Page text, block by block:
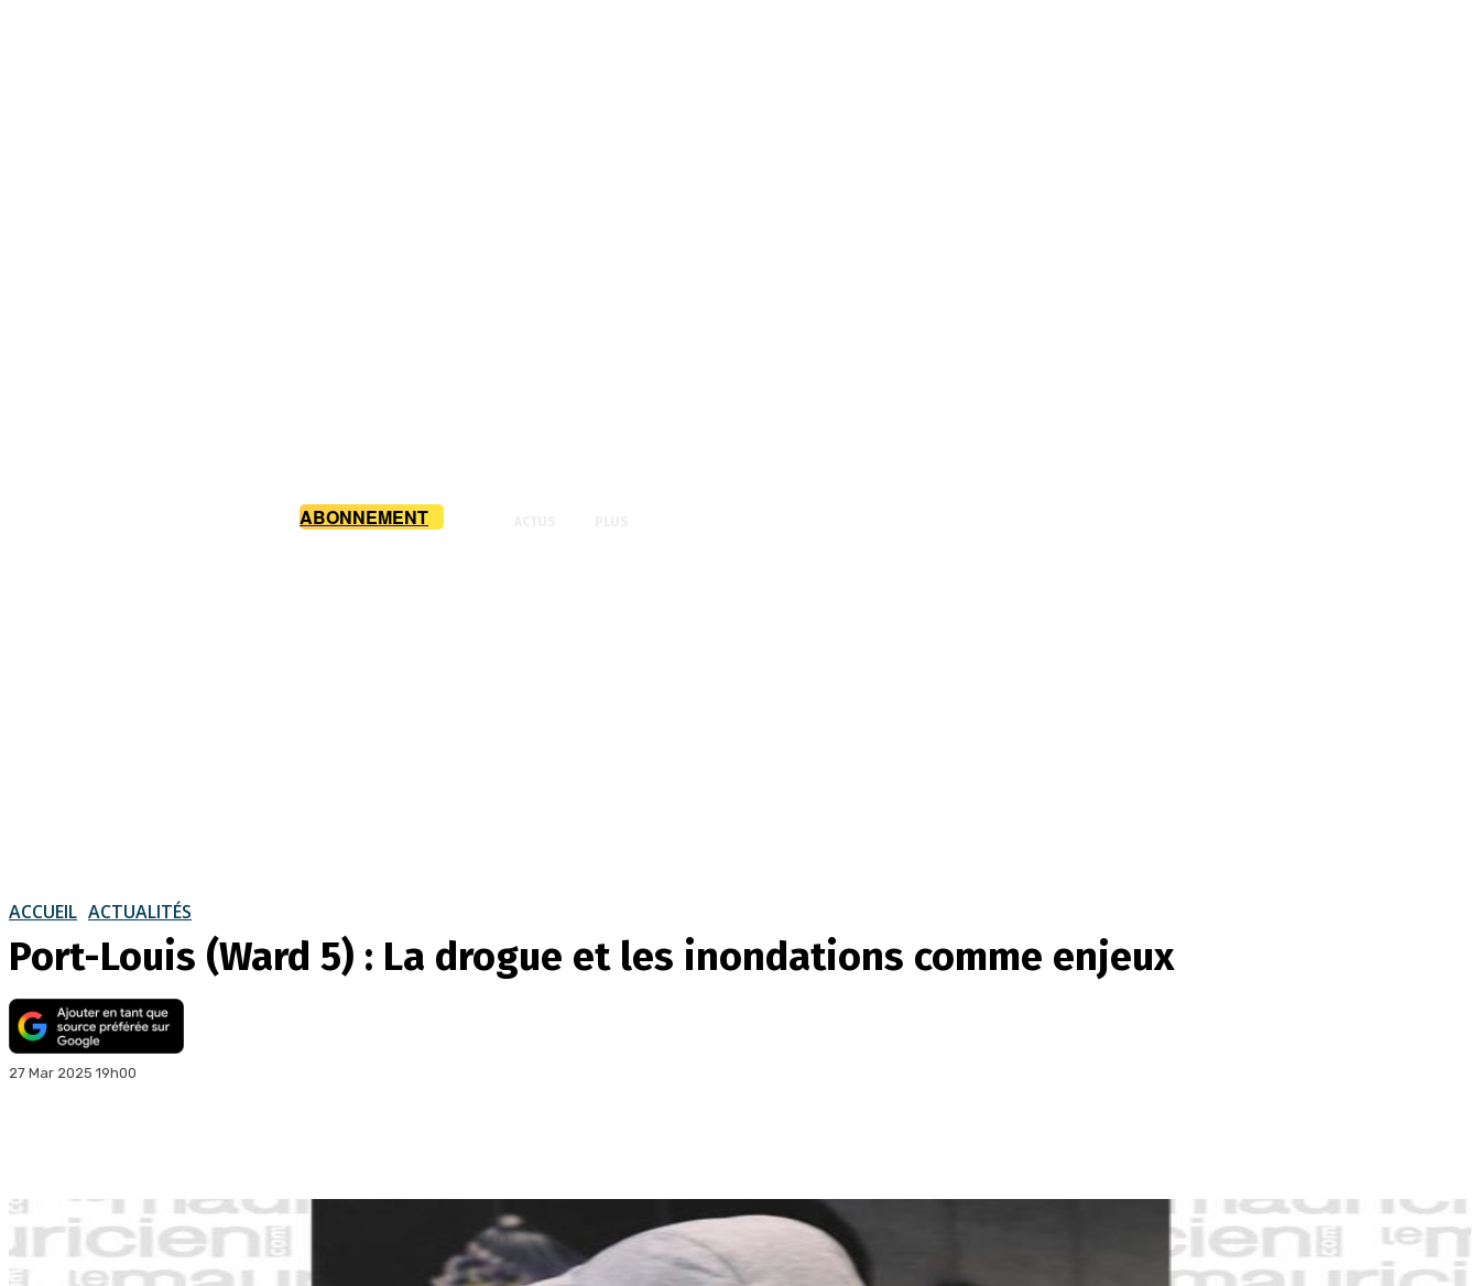
ABONNEMENT
ACCUEIL ACTUALITÉS
Port-Louis (Ward 5) : La drogue et les inondations comme enjeux
27 Mar 2025 19h00